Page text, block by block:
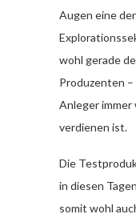
Augen eine
wohl gerade
Produzenten –
Anleger immer
verdienen ist.
Die
in diesen
somit wohl